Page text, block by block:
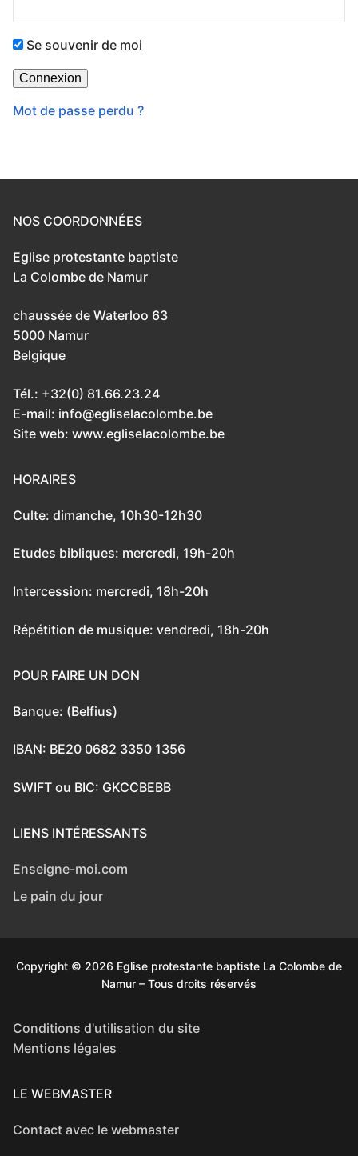
Se souvenir de moi
Mot de passe perdu ?
NOS COORDONNÉES
Eglise protestante baptiste
La Colombe de Namur
chaussée de Waterloo 63
5000 Namur
Belgique
Tél.: +32(0) 81.66.23.24
E-mail: info@egliselacolombe.be
Site web: www.egliselacolombe.be
HORAIRES
Culte: dimanche, 10h30-12h30
Etudes bibliques: mercredi, 19h-20h
Intercession: mercredi, 18h-20h
Répétition de musique: vendredi, 18h-20h
POUR FAIRE UN DON
Banque: (Belfius)
IBAN: BE20 0682 3350 1356
SWIFT ou BIC: GKCCBEBB
LIENS INTÉRESSANTS
Enseigne-moi.com
Le pain du jour
Copyright © 2026 Eglise protestante baptiste La Colombe de
Namur – Tous droits réservés
Conditions d'utilisation du site
Mentions légales
LE WEBMASTER
Contact avec le webmaster